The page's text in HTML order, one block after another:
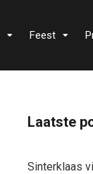
Feest
Laatste
Sinterklaas